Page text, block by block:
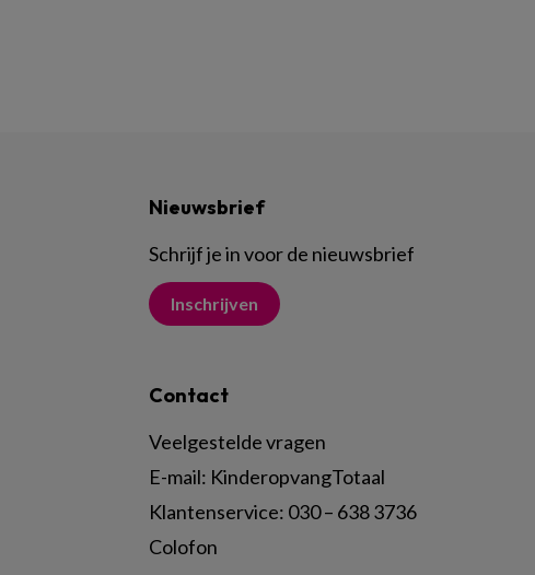
Nieuwsbrief
Schrijf je in voor de nieuwsbrief
Inschrijven
Contact
Veelgestelde vragen
E-mail: KinderopvangTotaal
Klantenservice: 030 – 638 3736
Colofon